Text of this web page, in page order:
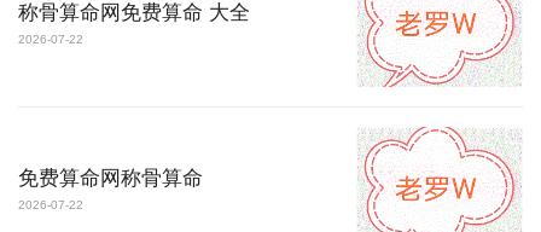
称骨算命网免费算命 大全
2026-07-22
免费算命网称骨算命
2026-07-22